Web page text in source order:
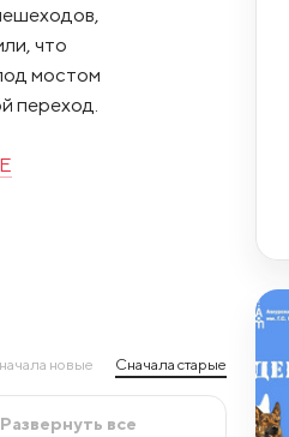
что
мостом
переход.
новые Сначала старые
Развернуть все